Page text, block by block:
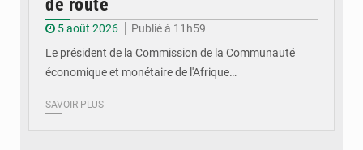
de route
5 août 2026
Publié à 11h59
Le président de la Commission de la Communauté
économique et monétaire de l'Afrique…
SAVOIR PLUS